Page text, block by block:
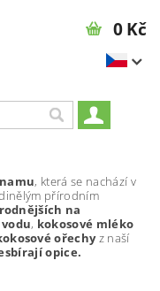
0 Kč
, která se nachází v
přírodním
na
, kokosové mléko
ořechyz naší
opice.